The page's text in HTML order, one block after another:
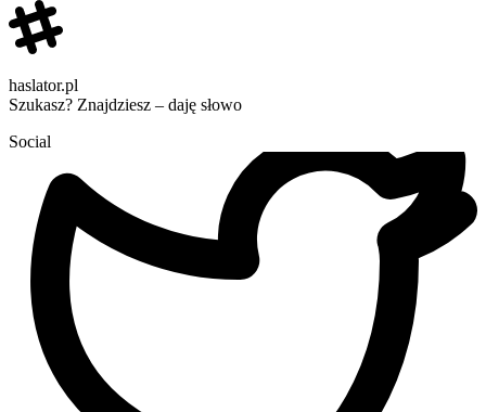
haslator.pl
Szukasz? Znajdziesz – daję słowo
Social